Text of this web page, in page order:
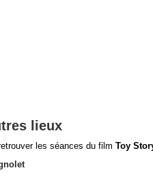
lieux
les séances du film Toy